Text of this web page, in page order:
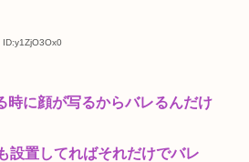
ID:y1ZjO3Ox0
時に顔が写るからバレるんだけ
設置してればそれだけでバレ